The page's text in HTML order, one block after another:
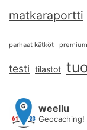
matkaraportti
parhaat kätköt
testi tilastot
weellu